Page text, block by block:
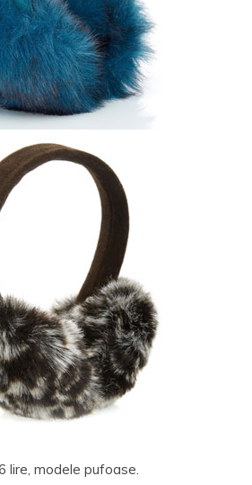
lire, modele pufoase.